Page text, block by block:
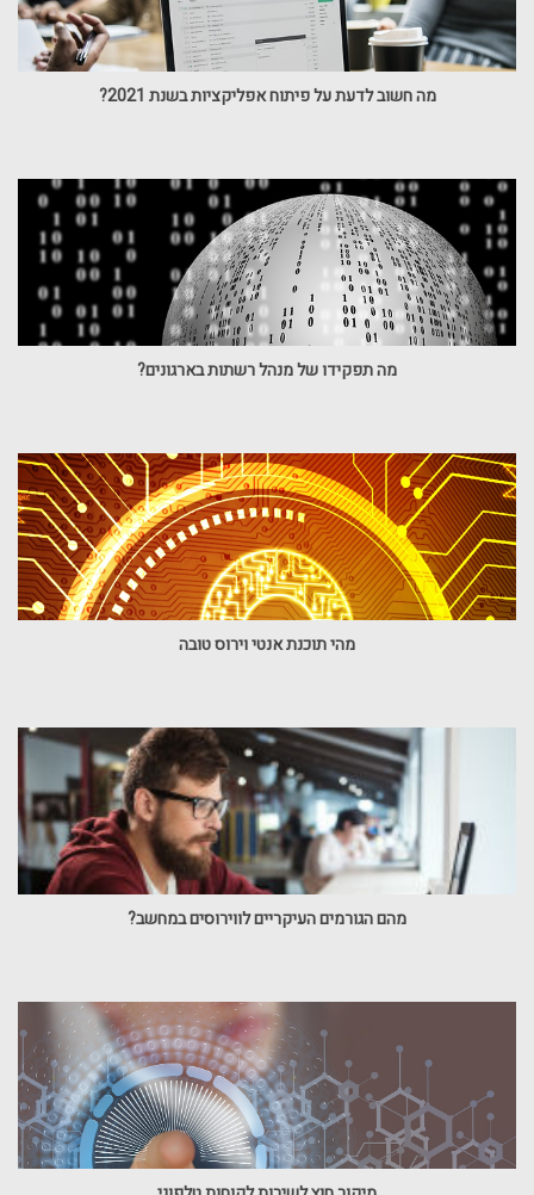
מה חשוב לדעת על פיתוח אפליקציות בשנת 2021?
מה תפקידו של מנהל רשתות בארגונים?
מהי תוכנת אנטי וירוס טובה
מהם הגורמים העיקריים לווירוסים במחשב?